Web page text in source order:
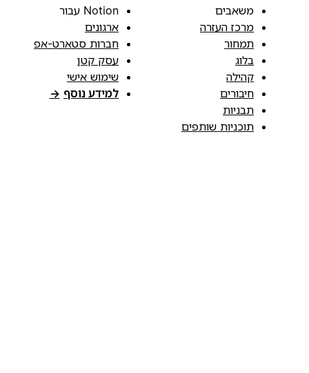
משאבים
מרכז העזרה
תמחור
בלוג
קהילה
חיבורים
תבניות
תוכניות שותפים
Notion עבור
ארגונים
חברות סטארט-אפ
עסק קטן
שימוש אישי
למידע נוסף →